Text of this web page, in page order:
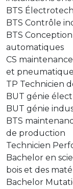
BTS
BTS Contrôle
BTS
automatiques
CS
et
TP Technicien
BUT génie
BUT génie
BTS
de production
Technicien
Bachelor en
bois et des
Bachelor